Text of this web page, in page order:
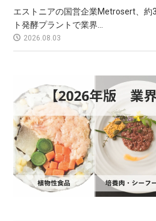
エストニアの国営企業Metrosert、約
ト発酵プラントで業界...
2026.08.03